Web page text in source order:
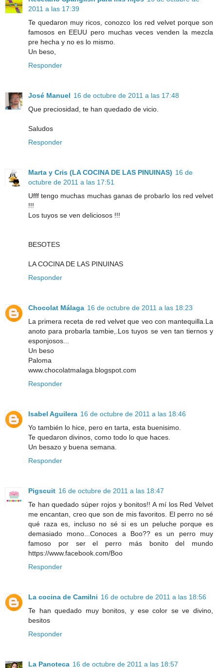
2011 a las 17:39
Te quedaron muy ricos, conozco los red velvet porque son
famosos en EEUU pero muchas veces venden la mezcla
pre hecha y no es lo mismo.
Un beso,
Responder
José Manuel 16 de octubre de 2011 a las 17:48
Que preciosidad, te han quedado de vicio.
Saludos
Responder
Marta y Cris (LA COCINA DE LAS PINUINAS) 16 de
octubre de 2011 a las 17:51
Ufff tengo muchas muchas ganas de probarlo los red velvet
!!!
Los tuyos se ven deliciosos !!!
BESOTES
LA COCINA DE LAS PINUINAS
Responder
Chocolat Málaga 16 de octubre de 2011 a las 18:23
La primera receta de red velvet que veo con mantequilla.La
anoto para probarla tambie,.Los tuyos se ven tan tiernos y
esponjosos...
Un beso
Paloma
www.chocolatmalaga.blogspot.com
Responder
Isabel Aguilera 16 de octubre de 2011 a las 18:46
Yo también lo hice, pero en tarta, esta buenisimo.
Te quedaron divinos, como todo lo que haces.
Un besazo y buena semana.
Responder
Pigscuit 16 de octubre de 2011 a las 18:47
Te han quedado súper rojos y bonitos!! A mí los Red Velvet
me encantan, creo que son de mis favoritos. El perro no sé
qué raza es, incluso no sé si es un peluche porque es
demasiado mono...Conoces a Boo?? es un perro muy
famoso por ser el perro más bonito del mundo
https://www.facebook.com/Boo
Responder
La cocina de Camilni 16 de octubre de 2011 a las 18:56
Te han quedado muy bonitos, y ese color se ve divino,
besitos
Responder
La Panoteca 16 de octubre de 2011 a las 18:57